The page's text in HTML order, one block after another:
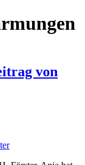
von